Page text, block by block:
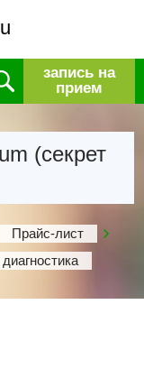
запись на
прием
(секрет
Прайс-лист